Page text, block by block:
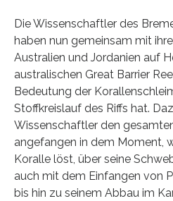
Die Wissenschaftler des
haben nun gemeinsam mit
Australien und Jordanien auf
australischen Great Barrier
Bedeutung der
Stoffkreislauf des Riffs hat.
Wissenschaftler den
angefangen in dem Moment,
Koralle löst, über seine
auch mit dem Einfangen von
bis hin zu seinem Abbau im